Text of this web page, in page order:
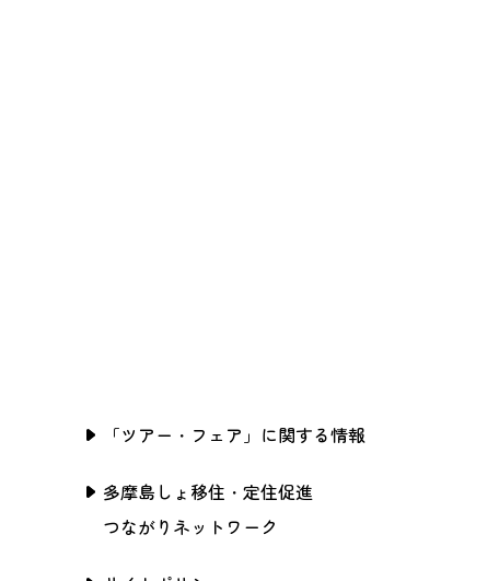
「ツアー・フェア」に関する情報
多摩島しょ移住・定住促進
つながりネットワーク